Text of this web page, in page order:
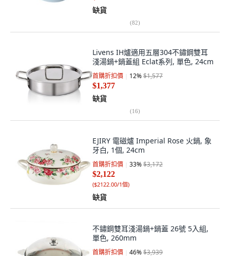
缺貨
(82)
Livens IH爐適用五層304不鏽鋼雙耳
淺湯鍋+鍋蓋組 Eclat系列, 單色, 24cm
首購折扣價 12%$1,577
$1,377
缺貨
(16)
EJIRY 電磁爐 Imperial Rose 火鍋, 象
牙白, 1個, 24cm
首購折扣價 33%$3,172
$2,122
($2122.00/1個)
缺貨
不鏽鋼雙耳淺湯鍋+鍋蓋 26號 5入組,
單色, 260mm
首購折扣價 46%$3,939